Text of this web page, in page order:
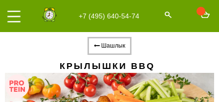
+7 (495) 640-54-74
Шашлык
КРЫЛЫШКИ BBQ